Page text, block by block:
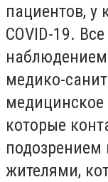
пациентов, у
COVID-19.
медико-
которые
подозрением
жителями,